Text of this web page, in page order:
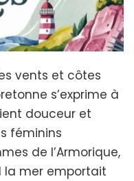
vents et côtes
s’exprime à
douceur et
féminins
de l’Armorique,
la mer emportait